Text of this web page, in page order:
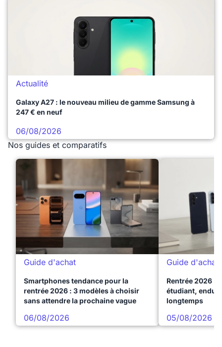
Actualité
Galaxy A27 : le nouveau milieu de gamme Samsung à
247 € en neuf
06/08/2026
Nos guides et comparatifs
Guide d'achat
Smartphones tendance pour la
rentrée 2026 : 3 modèles à choisir
sans attendre la prochaine vague
06/08/2026
Guide d'achat
Rentrée 2026 :
étudiant,
longtemps
05/08/2026